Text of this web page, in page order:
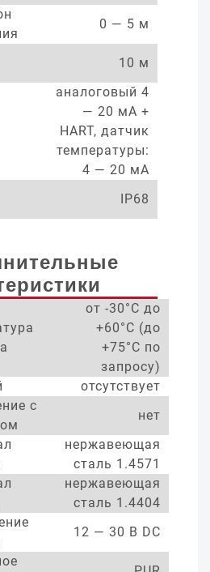
0 — 5 м
10 м
аналоговый 4
— 20 мА +
HART, датчик
температуры:
4 — 20 мА
IP68
от -30°С до
+60°С (до
+75°С по
запросу)
отсутствует
с
нет
нержавеющая
сталь 1.4571
нержавеющая
сталь 1.4404
12 — 30 В DC